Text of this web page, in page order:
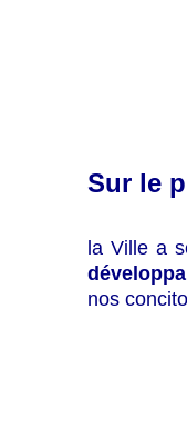
Sur le
la Ville a
nos